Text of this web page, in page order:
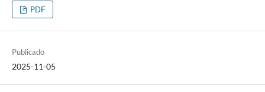
PDF
Publicado
2025-11-05